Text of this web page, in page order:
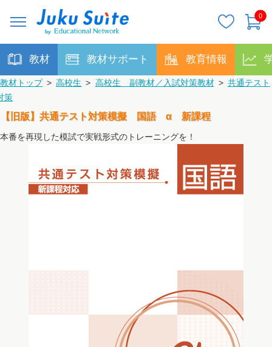
0
教材 教材サポート 教育情報
教材トップ > 高校生 > 高校生 副教材／入試対策教材 > 共通テスト
策
【旧版】共通テスト対策模擬 国語 α 新課程
本番を再現した模試で実戦形式のトレーニングを！